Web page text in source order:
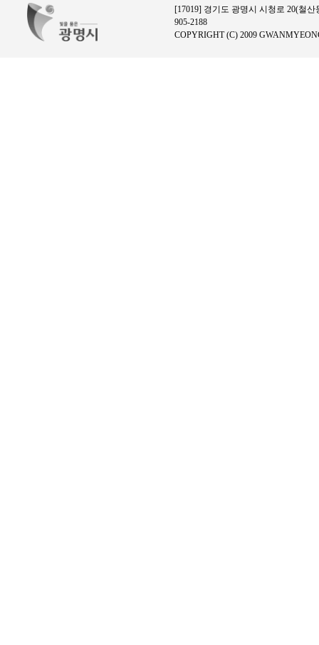
[17019] 경기도 광명시 시청로 20(철산
905-2188
COPYRIGHT (C) 2009